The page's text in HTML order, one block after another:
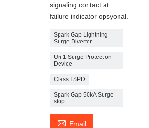
signaling contact at
failure indicator opsyonal.
Spark Gap Lightning
Surge Diverter
Uri 1 Surge Protection
Device
Class I SPD
Spark Gap 50kA Surge
stop
 Email